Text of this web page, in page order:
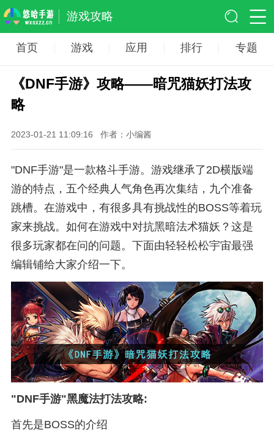
游戏攻略
首页 游戏 应用 排行 专题
《DNF手游》攻略——暗咒猫妖打法攻
略
2023-01-21 11:09:16 作者：小编酱
"DNF手游"是一款格斗手游。游戏继承了2D横版端
游的特点，五个经典人气角色再次集结，九个准备
跳槽。在游戏中，有很多具有挑战性的BOSS等着玩
家来挑战。如何在游戏中对抗黑暗法术猫妖？这是
很多玩家都在问的问题。下面由轻轻松松宇宙最强
编辑铺给大家介绍一下。
"DNF手游"黑魔法打法攻略:
首先是BOSS的介绍